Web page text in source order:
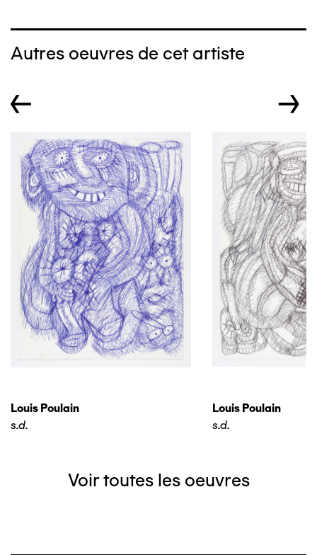
Autres oeuvres de cet artiste
← →
Louis Poulain
s.d.
Louis Poulain
s.d.
Voir toutes les oeuvres